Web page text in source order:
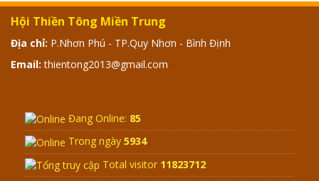
GIẢI ĐÁP THIỀN TÔNG ĐẶC BIỆT -
P12 - SỰ THẬT VỀ ĐẠI HỒNG THỦY?
TRỜI ĐÁNH THÁNH ĐÂM THẦN VẶN
HỌNG?
GIẢI ĐÁP ĐẶC BIỆT 2024 - P11
GIẢI ĐÁP ĐẶC BIỆT 2024 – P10 –
NGỒI THIỀN BỊ CÔ HỒN NHẬP?
TRƯỚC KHI TẮT THỞ NGÁP 3 CÁI?
Hội Thiền Tông Miền Trung
Địa chỉ: P.Nhơn Phú - TP.Quy Nhơn - Bình Định
Email: thientong2013@gmail.com
Đang Online: 85
Trong ngày 5934
Total visitor 11823712